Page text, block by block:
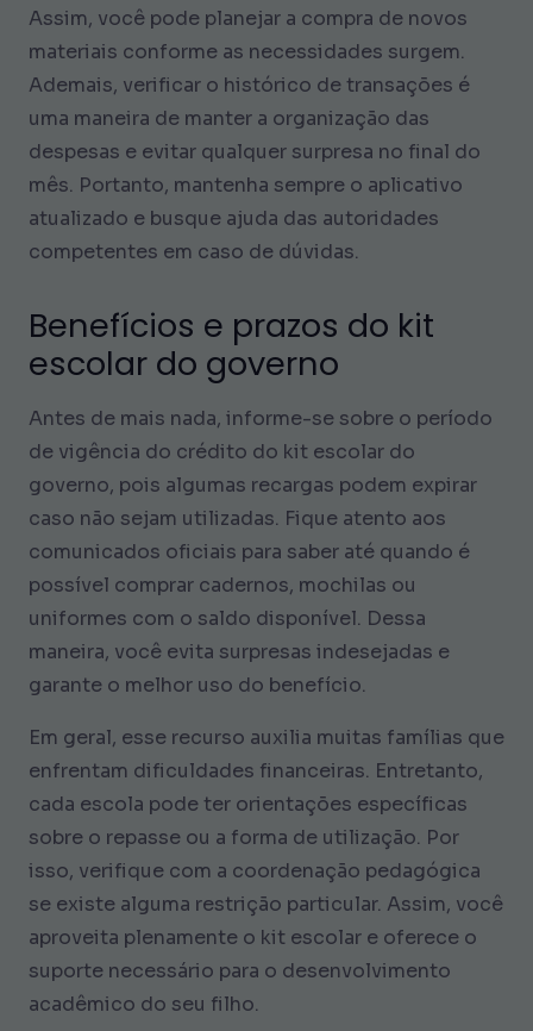
Assim, você pode planejar a compra de novos
materiais conforme as necessidades surgem.
Ademais, verificar o histórico de transações é
uma maneira de manter a organização das
despesas e evitar qualquer surpresa no final do
mês. Portanto, mantenha sempre o aplicativo
atualizado e busque ajuda das autoridades
competentes em caso de dúvidas.
Benefícios e prazos do kit
escolar do governo
Antes de mais nada, informe-se sobre o período
de vigência do crédito do kit escolar do
governo, pois algumas recargas podem expirar
caso não sejam utilizadas. Fique atento aos
comunicados oficiais para saber até quando é
possível comprar cadernos, mochilas ou
uniformes com o saldo disponível. Dessa
maneira, você evita surpresas indesejadas e
garante o melhor uso do benefício.
Em geral, esse recurso auxilia muitas famílias que
enfrentam dificuldades financeiras. Entretanto,
cada escola pode ter orientações específicas
sobre o repasse ou a forma de utilização. Por
isso, verifique com a coordenação pedagógica
se existe alguma restrição particular. Assim, você
aproveita plenamente o kit escolar e oferece o
suporte necessário para o desenvolvimento
acadêmico do seu filho.